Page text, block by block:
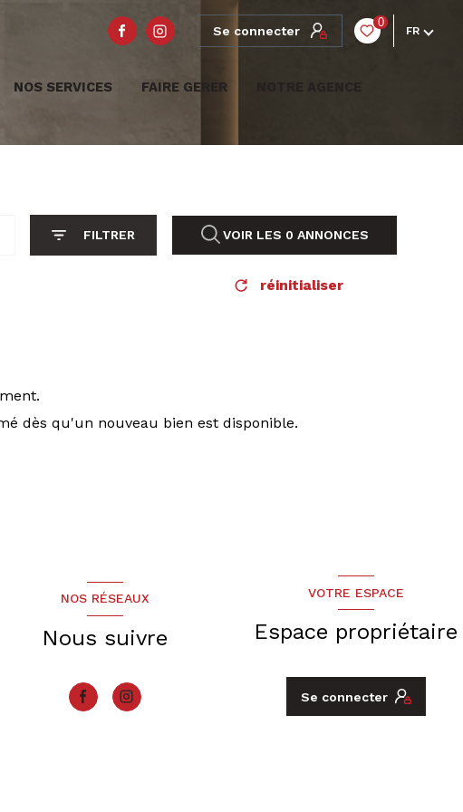
Se connecter
0
FR
NOS SERVICES FAIRE GERER
FILTRER VOIR LES 0 ANNONCES
réinitialiser
dès qu'un nouveau bien est disponible.
NOS RÉSEAUX
Nous suivre
VOTRE ESPACE
Espace propriétaire
Se connecter